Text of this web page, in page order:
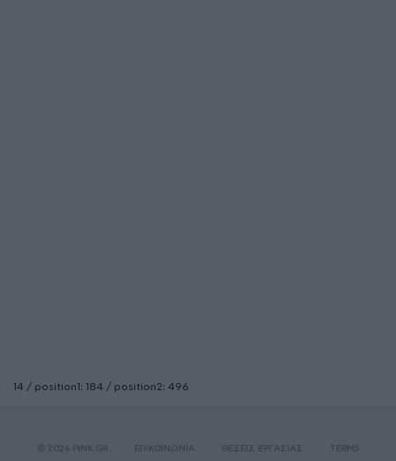
14 / position1: 184 / position2: 496
© 2026 PINK.GR ΕΠΙΚΟΙΝΩΝΙΑ ΘΕΣΕΙΣ ΕΡΓΑΣΙΑΣ TERMS